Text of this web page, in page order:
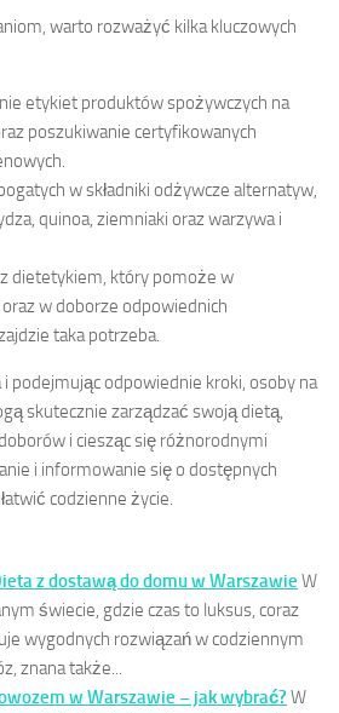
warto rozważyć kilka kluczowych
etykiet produktów spożywczych na
poszukiwanie certyfikowanych
w składniki odżywcze alternatyw,
quinoa, ziemniaki oraz warzywa i
dietetykiem, który pomoże w
w doborze odpowiednich
taka potrzeba.
podejmując odpowiednie kroki, osoby na
skutecznie zarządzać swoją dietą,
i ciesząc się różnorodnymi
i informowanie się o dostępnych
codzienne życie.
z dostawą do domu w Warszawie W
świecie, gdzie czas to luksus, coraz
wygodnych rozwiązań w codziennym
znana także...
w Warszawie – jak wybrać? W